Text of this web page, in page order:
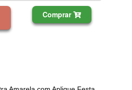
Comprar